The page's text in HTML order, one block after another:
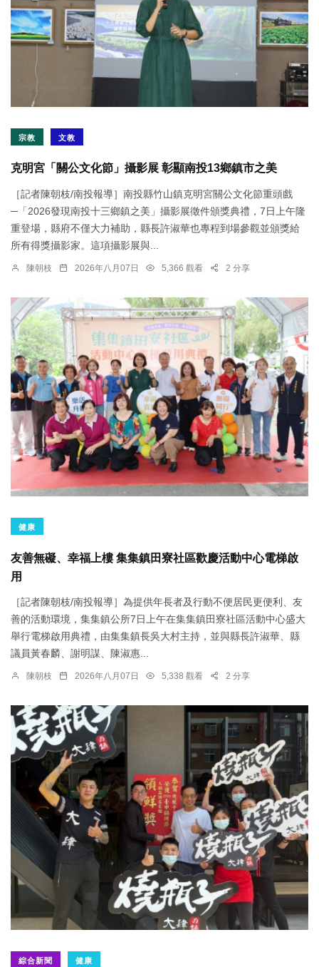
宗教 文教
克明宮「關公文化節」攝影展 彰顯南投13鄉鎮市之美
［記者陳朝枝/南投報導］南投縣竹山鎮克明宮關公文化節重頭戲
─「2026發現南投十三鄉鎮之美」攝影展徵件頒獎典禮，7日上午隆
重登場，縣府不僅大力補助，縣長許淑華也專程到場參觀並頒獎給
所有得獎攝影家。這項攝影展與...
陳朝枝 2026年八月07日 5,366 觀看 2 分享
健康
友善無礙、幸福上樓 集集鎮田寮社區歡慶活動中心電梯啟
用
［記者陳朝枝/南投報導］為提供年長者及行動不便居民更便利、友
善的活動環境，集集鎮公所7日上午在集集鎮田寮社區活動中心盛大
舉行電梯啟用典禮，由集集鎮長吳大村主持，並與縣長許淑華、縣
議員黃春麟、謝明謀、陳淑惠...
陳朝枝 2026年八月07日 5,338 觀看 2 分享
綜合新聞 健康